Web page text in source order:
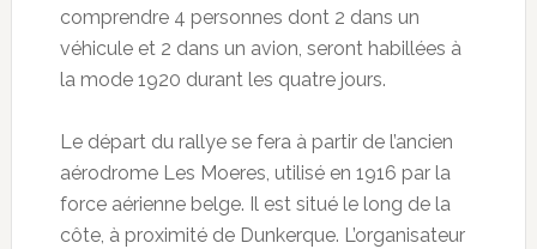
comprendre 4 personnes dont 2 dans un
véhicule et 2 dans un avion, seront habillées à
la mode 1920 durant les quatre jours.
Le départ du rallye se fera à partir de l’ancien
aérodrome Les Moeres, utilisé en 1916 par la
force aérienne belge. Il est situé le long de la
côte, à proximité de Dunkerque. L’organisateur